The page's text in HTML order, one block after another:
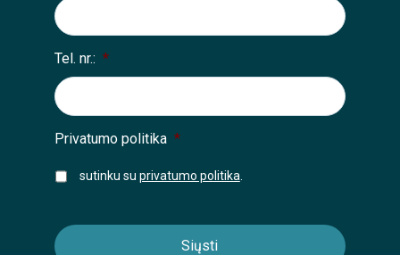
Tel. nr.: *
Privatumo politika *
sutinku su privatumo politika